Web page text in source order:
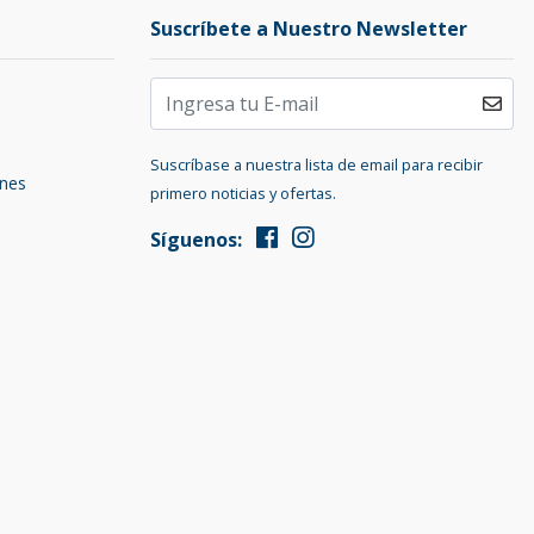
Suscríbete a Nuestro Newsletter
Suscríbase a nuestra lista de email para recibir
primero noticias y ofertas.
Síguenos: